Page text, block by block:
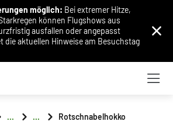
möglich: Bei extremer Hitze,
können Flugshows aus
ausfallen oder angepasst
die aktuellen Hinweise am Besuchstag
... ... Rotschnabelhokko